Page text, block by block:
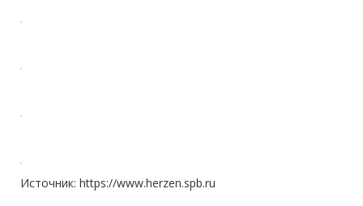
Источник: https://www.herzen.spb.ru